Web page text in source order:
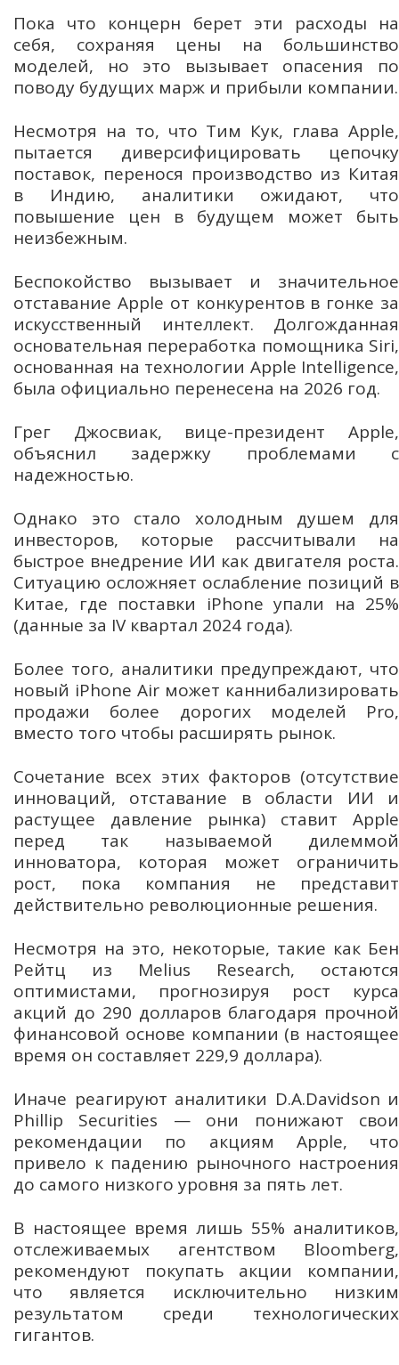
Пока что концерн берет эти расходы на
себя, сохраняя цены на большинство
моделей, но это вызывает опасения по
поводу будущих марж и прибыли компании.
Несмотря на то, что Тим Кук, глава Apple,
пытается диверсифицировать цепочку
поставок, перенося производство из Китая
в Индию, аналитики ожидают, что
повышение цен в будущем может быть
неизбежным.
Беспокойство вызывает и значительное
отставание Apple от конкурентов в гонке за
искусственный интеллект. Долгожданная
основательная переработка помощника Siri,
основанная на технологии Apple Intelligence,
была официально перенесена на 2026 год.
Грег Джосвиак, вице-президент Apple,
объяснил задержку проблемами с
надежностью.
Однако это стало холодным душем для
инвесторов, которые рассчитывали на
быстрое внедрение ИИ как двигателя роста.
Ситуацию осложняет ослабление позиций в
Китае, где поставки iPhone упали на 25%
(данные за IV квартал 2024 года).
Более того, аналитики предупреждают, что
новый iPhone Air может каннибализировать
продажи более дорогих моделей Pro,
вместо того чтобы расширять рынок.
Сочетание всех этих факторов (отсутствие
инноваций, отставание в области ИИ и
растущее давление рынка) ставит Apple
перед так называемой дилеммой
инноватора, которая может ограничить
рост, пока компания не представит
действительно революционные решения.
Несмотря на это, некоторые, такие как Бен
Рейтц из Melius Research, остаются
оптимистами, прогнозируя рост курса
акций до 290 долларов благодаря прочной
финансовой основе компании (в настоящее
время он составляет 229,9 доллара).
Иначе реагируют аналитики D.A.Davidson и
Phillip Securities — они понижают свои
рекомендации по акциям Apple, что
привело к падению рыночного настроения
до самого низкого уровня за пять лет.
В настоящее время лишь 55% аналитиков,
отслеживаемых агентством Bloomberg,
рекомендуют покупать акции компании,
что является исключительно низким
результатом среди технологических
гигантов.